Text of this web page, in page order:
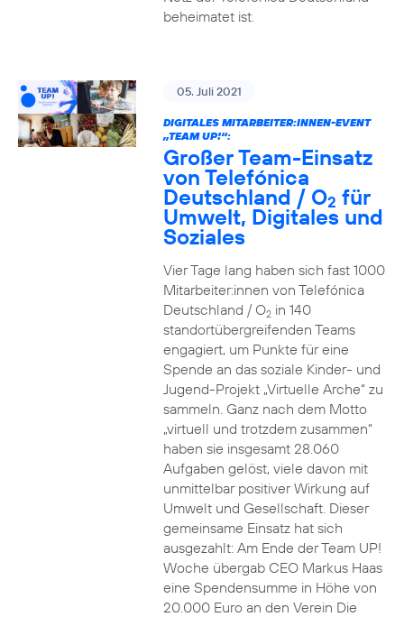
beheimatet ist.
05. Juli 2021
DIGITALES MITARBEITER:INNEN-EVENT
„TEAM UP!“:
Großer Team-Einsatz
von Telefónica
Deutschland / O2 für
Umwelt, Digitales und
Soziales
Vier Tage lang haben sich fast 1000
Mitarbeiter:innen von Telefónica
Deutschland / O2in 140
standortübergreifenden Teams
engagiert, um Punkte für eine
Spende an das soziale Kinder- und
Jugend-Projekt „Virtuelle Arche“ zu
sammeln. Ganz nach dem Motto
„virtuell und trotzdem zusammen“
haben sie insgesamt 28.060
Aufgaben gelöst, viele davon mit
unmittelbar positiver Wirkung auf
Umwelt und Gesellschaft. Dieser
gemeinsame Einsatz hat sich
ausgezahlt: Am Ende der Team UP!
Woche übergab CEO Markus Haas
eine Spendensumme in Höhe von
20.000 Euro an den Verein Die